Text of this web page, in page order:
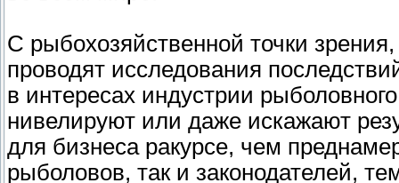
С рыбохозяйственной точки
проводят исследования
в интересах индустрии
нивелируют или даже искажают
для бизнеса ракурсе, чем
рыболовов, так и законодателей,